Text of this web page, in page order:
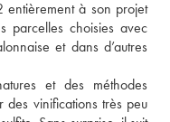
à son projet
parcelles choisies avec
et dans d’autres
et des méthodes
vinifications très peu